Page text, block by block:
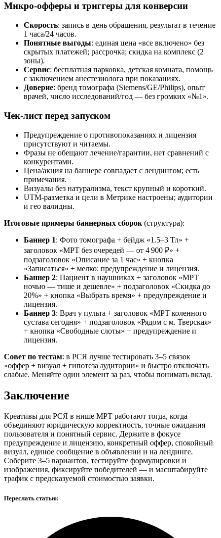
Микро-офферы и триггеры для конверсии
Скорость: запись в день обращения, результат в течение
1 часа/24 часов.
Понятные выгоды: единая цена «все включено» без
скрытых платежей; рассрочка; скидка на комплекс (2
зоны).
Сервис: бесплатная парковка, детская комната, помощь
с заключением анестезиолога при показаниях.
Доверие: бренд томографа (Siemens/GE/Philips), опыт
врачей, число исследований/год — без громких «№1».
Чек-лист перед запуском
Предупреждение о противопоказаниях и лицензия
присутствуют и читаемы.
Фразы не обещают лечение/гарантии, нет сравнений с
конкурентами.
Цена/акция на баннере совпадает с лендингом; есть
примечания.
Визуалы без натурализма, текст крупный и короткий.
UTM-разметка и цели в Метрике настроены; аудитории
и гео валидны.
Итоговые примеры баннерных сборок (структура):
Баннер 1: Фото томографа + бейдж «1.5–3 Тл» +
заголовок «МРТ без очередей — от 4 900 ₽» +
подзаголовок «Описание за 1 час» + кнопка
«Записаться» + мелко: предупреждение и лицензия.
Баннер 2: Пациент в наушниках + заголовок «МРТ
ночью — тише и дешевле» + подзаголовок «Скидка до
20%» + кнопка «Выбрать время» + предупреждение и
лицензия.
Баннер 3: Врач у пульта + заголовок «МРТ коленного
сустава сегодня» + подзаголовок «Рядом с м. Тверская»
+ кнопка «Свободные слоты» + предупреждение и
лицензия.
Совет по тестам: в РСЯ лучше тестировать 3–5 связок
«оффер + визуал + гипотеза аудитории» и быстро отключать
слабые. Меняйте один элемент за раз, чтобы понимать вклад.
Заключение
Креативы для РСЯ в нише МРТ работают тогда, когда
объединяют юридическую корректность, точные ожидания
пользователя и понятный сервис. Держите в фокусе
предупреждение и лицензию, конкретный оффер, спокойный
визуал, единое сообщение в объявлении и на лендинге.
Соберите 3–5 вариантов, тестируйте формулировки и
изображения, фиксируйте победителей — и масштабируйте
трафик с предсказуемой стоимостью заявки.
Переслать статью: